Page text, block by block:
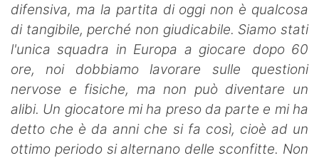
difensiva, ma la partita di oggi non è qualcosa
di tangibile, perché non giudicabile. Siamo stati
l'unica squadra in Europa a giocare dopo 60
ore, noi dobbiamo lavorare sulle questioni
nervose e fisiche, ma non può diventare un
alibi. Un giocatore mi ha preso da parte e mi ha
detto che è da anni che si fa così, cioè ad un
ottimo periodo si alternano delle sconfitte. Non